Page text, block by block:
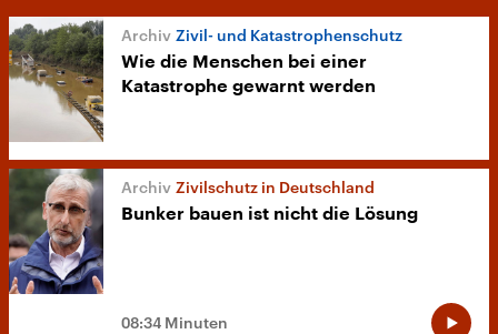
Zivil- und Katastrophenschutz
Wie die Menschen bei einer
Katastrophe gewarnt werden
Zivilschutz in Deutschland
Bunker bauen ist nicht die Lösung
08:34 Minuten